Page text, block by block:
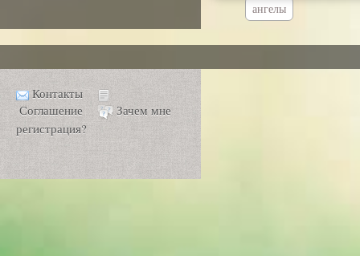
ангелы
Контакты
Соглашение
Зачем мне
регистрация?